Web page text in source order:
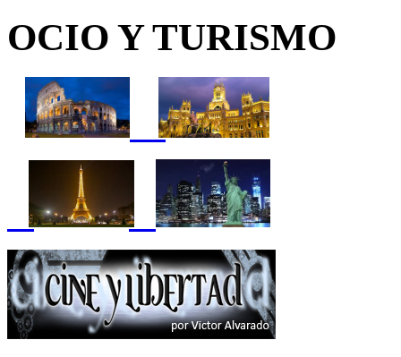
OCIO Y TURISMO